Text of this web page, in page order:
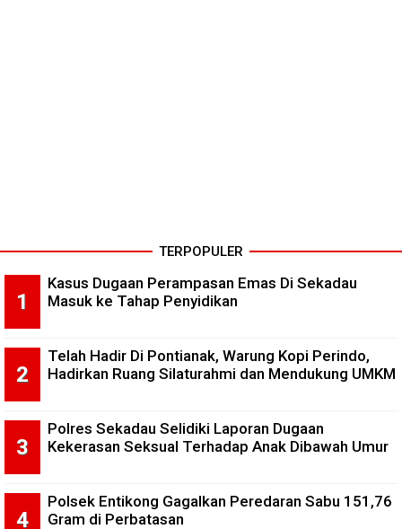
TERPOPULER
Kasus Dugaan Perampasan Emas Di Sekadau
Masuk ke Tahap Penyidikan
Telah Hadir Di Pontianak, Warung Kopi Perindo,
Hadirkan Ruang Silaturahmi dan Mendukung UMKM
Polres Sekadau Selidiki Laporan Dugaan
Kekerasan Seksual Terhadap Anak Dibawah Umur
Polsek Entikong Gagalkan Peredaran Sabu 151,76
Gram di Perbatasan